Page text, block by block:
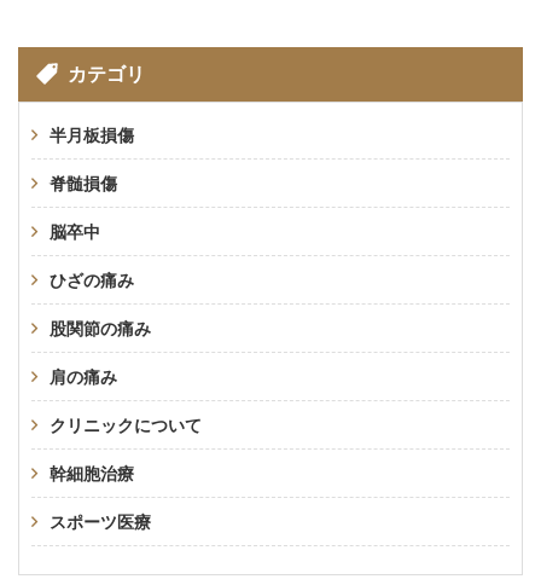
カテゴリ
半月板損傷
脊髄損傷
脳卒中
ひざの痛み
股関節の痛み
肩の痛み
クリニックについて
幹細胞治療
スポーツ医療